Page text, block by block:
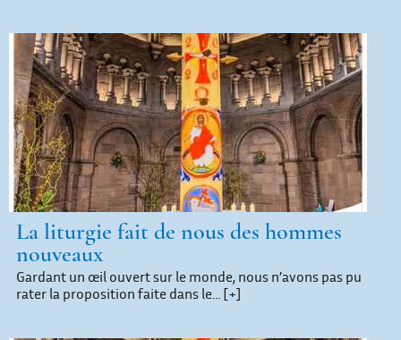
La liturgie fait de nous des hommes
nouveaux
Gardant un œil ouvert sur le monde, nous n’avons pas pu
rater la proposition faite dans le… [+]